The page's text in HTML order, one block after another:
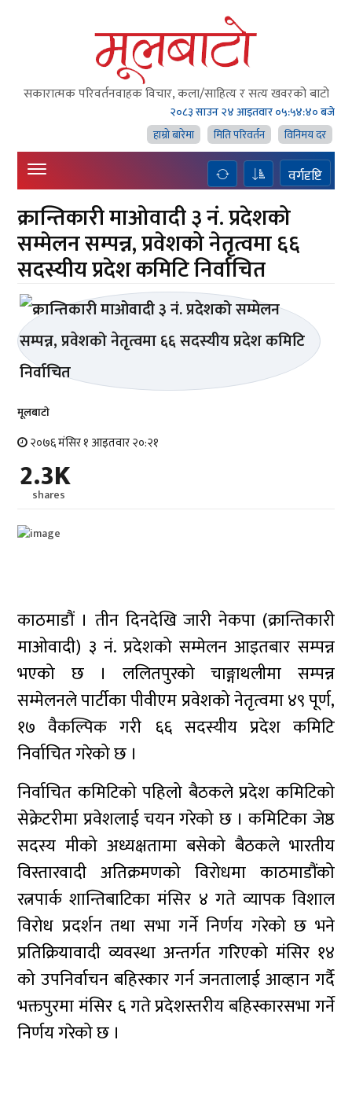
सकारात्मक परिवर्तनवाहक विचार, कला/साहित्य र सत्य खवरको बाटाे
२०८३ साउन २४ आइतवार०५:५४:४० बजे
हाम्राे बारेमा
मिति परिवर्तन विनिमय दर
वर्गदृष्टि
क्रान्तिकारी माओवादी ३ नं. प्रदेशको
सम्मेलन सम्पन्न, प्रवेशको नेतृत्वमा ६६
सदस्यीय प्रदेश कमिटि निर्वाचित
मूलबाटाे
२०७६ मंसिर १ आइतवार २०:२१
2.3K
shares
काठमाडौं । तीन दिनदेखि जारी नेकपा (क्रान्तिकारी
माओवादी) ३ नं. प्रदेशको सम्मेलन आइतबार सम्पन्न
भएको छ । ललितपुरको चाङ्गाथलीमा सम्पन्न
सम्मेलनले पार्टीका पीवीएम प्रवेशको नेतृत्वमा ४९ पूर्ण,
१७ वैकल्पिक गरी ६६ सदस्यीय प्रदेश कमिटि
निर्वाचित गरेको छ ।
निर्वाचित कमिटिको पहिलो बैठकले प्रदेश कमिटिको
सेक्रेटरीमा प्रवेशलाई चयन गरेको छ । कमिटिका जेष्ठ
सदस्य मीको अध्यक्षतामा बसेको बैठकले भारतीय
विस्तारवादी अतिक्रमणको विरोधमा काठमाडौंको
रत्नपार्क शान्तिबाटिका मंसिर ४ गते व्यापक विशाल
विरोध प्रदर्शन तथा सभा गर्ने निर्णय गरेको छ भने
प्रतिक्रियावादी व्यवस्था अन्तर्गत गरिएको मंसिर १४
को उपनिर्वाचन बहिस्कार गर्न जनतालाई आव्हान गर्दै
भक्तपुरमा मंसिर ६ गते प्रदेशस्तरीय बहिस्कारसभा गर्ने
निर्णय गरेको छ ।